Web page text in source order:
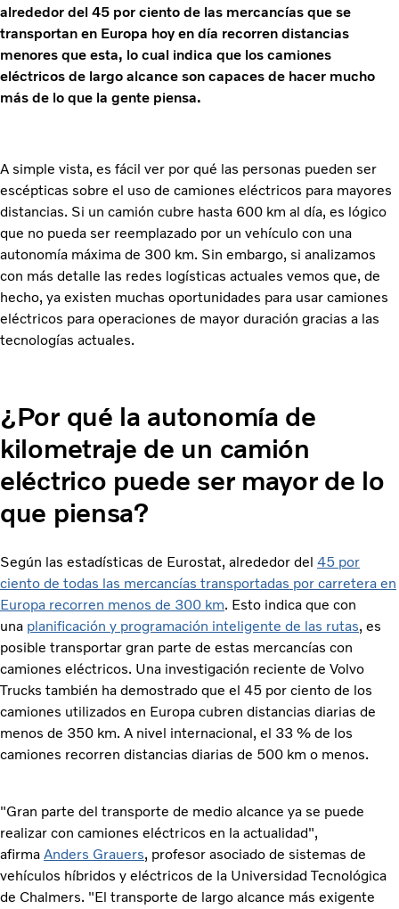
alrededor del 45 por ciento de las mercancías que se
transportan en Europa hoy en día recorren distancias
menores que esta, lo cual indica que los camiones
eléctricos de largo alcance son capaces de hacer mucho
más de lo que la gente piensa.
A simple vista, es fácil ver por qué las personas pueden ser
escépticas sobre el uso de camiones eléctricos para mayores
distancias. Si un camión cubre hasta 600 km al día, es lógico
que no pueda ser reemplazado por un vehículo con una
autonomía máxima de 300 km. Sin embargo, si analizamos
con más detalle las redes logísticas actuales vemos que, de
hecho, ya existen muchas oportunidades para usar camiones
eléctricos para operaciones de mayor duración gracias a las
tecnologías actuales.
¿Por qué la autonomía de
kilometraje de un camión
eléctrico puede ser mayor de lo
que piensa?
Según las estadísticas de Eurostat, alrededor del 45 por
ciento de todas las mercancías transportadas por carretera en
Europa recorren menos de 300 km. Esto indica que con
una planificación y programación inteligente de las rutas, es
posible transportar gran parte de estas mercancías con
camiones eléctricos. Una investigación reciente de Volvo
Trucks también ha demostrado que el 45 por ciento de los
camiones utilizados en Europa cubren distancias diarias de
menos de 350 km. A nivel internacional, el 33 % de los
camiones recorren distancias diarias de 500 km o menos.
"Gran parte del transporte de medio alcance ya se puede
realizar con camiones eléctricos en la actualidad",
afirma Anders Grauers, profesor asociado de sistemas de
vehículos híbridos y eléctricos de la Universidad Tecnológica
de Chalmers. "El transporte de largo alcance más exigente